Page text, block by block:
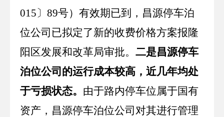
015〕 89号）有效期已到，昌源停车泊
位公司已拟定了新的收费价格方案报隆
阳区发展和改革局审批。 二是昌源停车
泊位公司的运行成本较高，近几年均处
于亏损状态。 由于路内停车位属于国有
资产，昌源停车泊位公司对其进行管理